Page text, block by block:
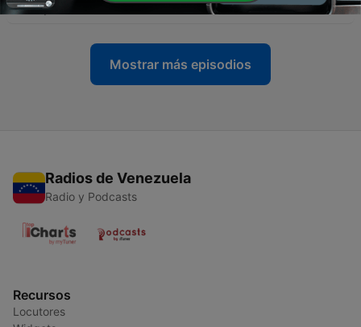
06 mayo 2026
Mostrar más episodios
Radios de Venezuela
Radio y Podcasts
Recursos
Locutores